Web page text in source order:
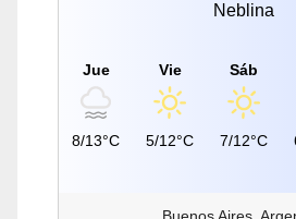
Neblina
Jue
8/13°C
Vie
5/12°C
Sáb
7/12°C